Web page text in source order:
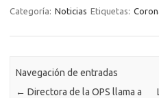
Categoría: Noticias Etiquetas:
Navegación de entradas
← Directora de la OPS llama a